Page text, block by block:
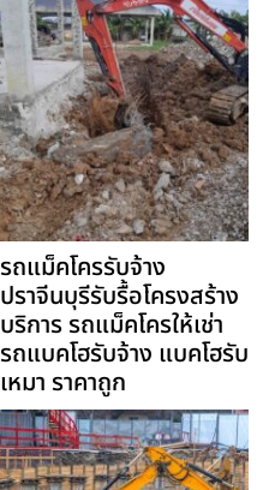
รถแม็คโครรับจ้าง
ปราจีนบุรีรับรื้อโครงสร้าง
บริการ รถแม็คโครให้เช่า
รถแบคโฮรับจ้าง แบคโฮรับ
เหมา ราคาถูก